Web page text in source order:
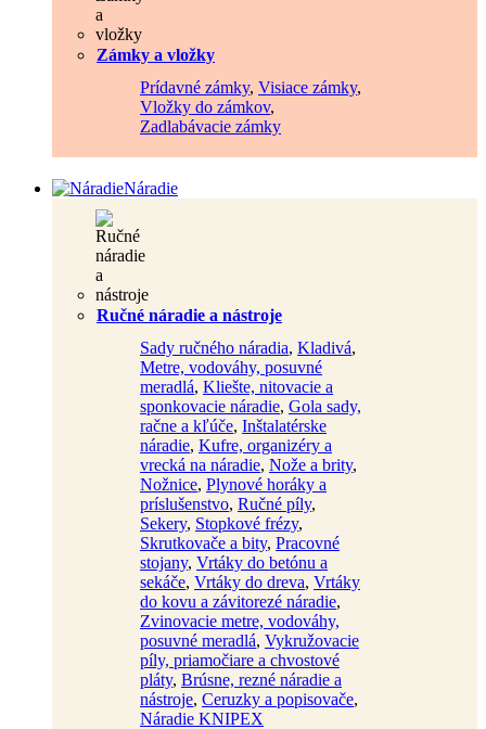
Zámky a vložky
Prídavné zámky, Visiace zámky,
Vložky do zámkov,
Zadlabávacie zámky
Náradie
Ručné náradie a nástroje
Sady ručného náradia, Kladivá,
Metre, vodováhy, posuvné
meradlá, Kliešte, nitovacie a
sponkovacie náradie, Gola sady,
račne a kľúče, Inštalatérske
náradie, Kufre, organizéry a
vrecká na náradie, Nože a brity,
Nožnice, Plynové horáky a
príslušenstvo, Ručné píly,
Sekery, Stopkové frézy,
Skrutkovače a bity, Pracovné
stojany, Vrtáky do betónu a
sekáče, Vrtáky do dreva, Vrtáky
do kovu a závitorezé náradie,
Zvinovacie metre, vodováhy,
posuvné meradlá, Vykružovacie
píly, priamočiare a chvostové
pláty, Brúsne, rezné náradie a
nástroje, Ceruzky a popisovače,
Náradie KNIPEX